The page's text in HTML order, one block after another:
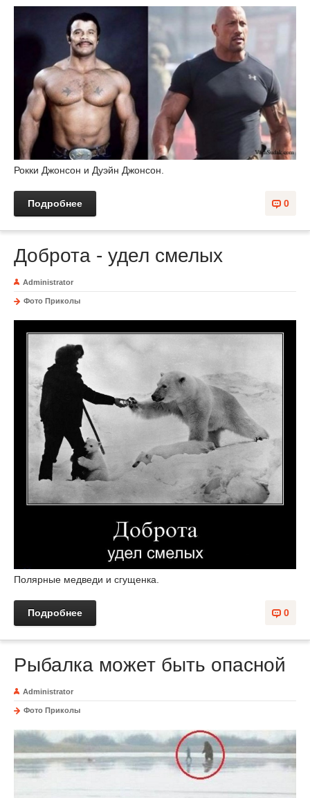
Рокки Джонсон и Дуэйн Джонсон.
0
Подробнее
Доброта - удел смелых
Administrator
Фото Приколы
Полярные медведи и сгущенка.
0
Подробнее
Рыбалка может быть опасной
Administrator
Фото Приколы